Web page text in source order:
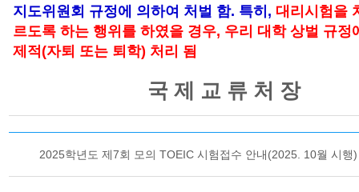
지도위원회 규정에 의하여 처벌 함. 특히, 대리시험을
르도록 하는 행위를 하였을 경우, 우리 대학 상벌 규정
제적(자퇴 또는 퇴학) 처리 됨
국 제 교 류 처 장
2025학년도 제7회 모의 TOEIC 시험접수 안내(2025. 10월 시행)